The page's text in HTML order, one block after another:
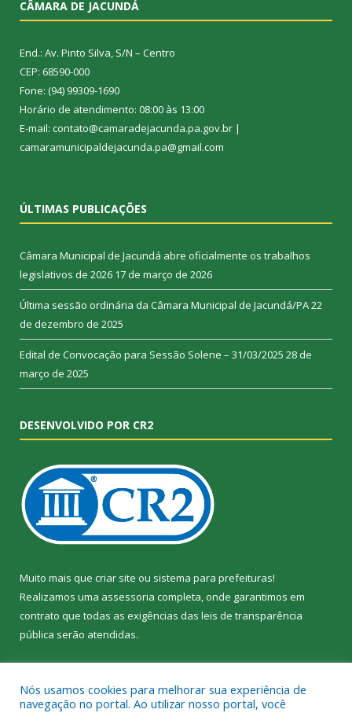
CÂMARA DE JACUNDÁ
End.: Av. Pinto Silva, S/N – Centro
CEP: 68590-000
Fone: (94) 99309-1690
Horário de atendimento: 08:00 às 13:00
E-mail: contato@camaradejacunda.pa.gov.br |
camaramunicipaldejacunda.pa@gmail.com
ÚLTIMAS PUBLICAÇÕES
Câmara Municipal de Jacundá abre oficialmente os trabalhos
legislativos de 2026 17 de março de 2026
Última sessão ordinária da Câmara Municipal de Jacundá/PA22
de dezembro de 2025
Edital de Convocação para Sessão Solene – 31/03/2025 28 de
março de 2025
DESENVOLVIDO POR CR2
Muito mais que criar site ou sistema para prefeituras!
Realizamos uma assessoria completa, onde garantimos em
contrato que todas as exigências das leis de transparência
pública serão atendidas.
Nós usamos cookies para melhorar sua experiência de
navegação no portal. Ao utilizar nosso portal, você